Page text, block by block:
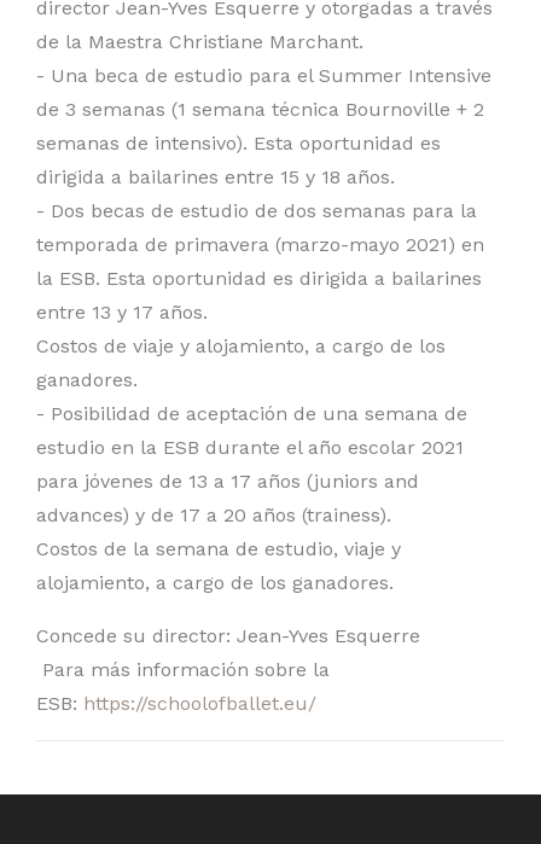
director Jean-Yves Esquerre y otorgadas a través
de la Maestra Christiane Marchant.
- Una beca de estudio para el Summer Intensive
de 3 semanas (1 semana técnica Bournoville + 2
semanas de intensivo). Esta oportunidad es
dirigida a bailarines entre 15 y 18 años.
- Dos becas de estudio de dos semanas para la
temporada de primavera (marzo-mayo 2021) en
la ESB. Esta oportunidad es dirigida a bailarines
entre 13 y 17 años.
Costos de viaje y alojamiento, a cargo de los
ganadores.
- Posibilidad de aceptación de una semana de
estudio en la ESB durante el año escolar 2021
para jóvenes de 13 a 17 años (juniors and
advances) y de 17 a 20 años (trainess).
Costos de la semana de estudio, viaje y
alojamiento, a cargo de los ganadores.
Concede su director: Jean-Yves Esquerre
Para más información sobre la
ESB: https://schoolofballet.eu/